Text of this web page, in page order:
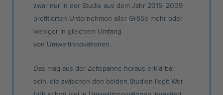
zwar nur in der Studie aus dem Jahr 2015. 2009
profitierten Unternehmen aller Größe mehr oder
weniger in gleichem Umfang
von Umweltinnovationen.
Das mag aus der Zeitspanne heraus erklärbar
sein, die zwischen den beiden Studien liegt: Wer